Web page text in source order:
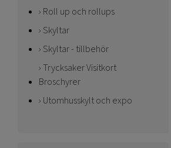
Roll up och rollups
Skyltar
Skyltar - tillbehör
Trycksaker Visitkort
Broschyrer
Utomhusskylt och expo